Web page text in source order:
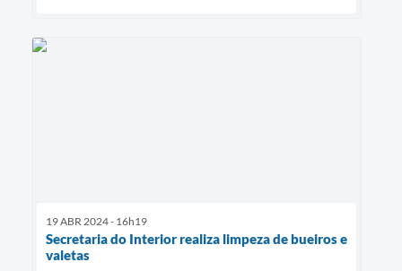
19 ABR 2024 - 16h19
Secretaria do Interior realiza limpeza de bueiros e
valetas